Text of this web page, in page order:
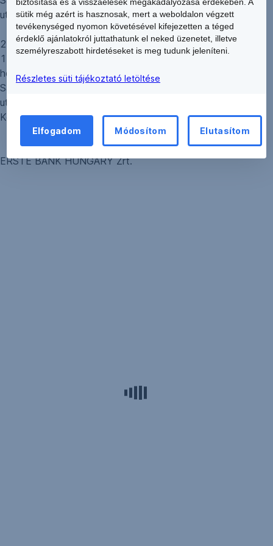
utca 45. sz. alatt.
2. AKossuth téri VIP Fiók(1055 Budapest, Kossuth tér
13-15.) költözés miatt 2013. február 25-én új névvel, új
helyszínen nyit: Private Banking SAS torony
Sas Office Tower B3, 3. emelet 1124 Budapest, Csörsz
utca 45. sz., míg az eredeti helyszínen, a 1055 Budapest,
Kossuth tér 13-15. sz. alatt tevékenységét befejezi.
ERSTE BANK HUNGARY Zrt.
sütik még azért is hasznosak, mert a weboldalon végzett
tevékenységed nyomon követésével kifejezetten a téged
érdeklő ajánlatokról juttathatunk el neked üzenetet, illetve
személyreszabott hirdetéseket is meg tudunk jeleníteni.
Részletes süti tájékoztató letöltése
Elfogadom Módosítom Elutasítom